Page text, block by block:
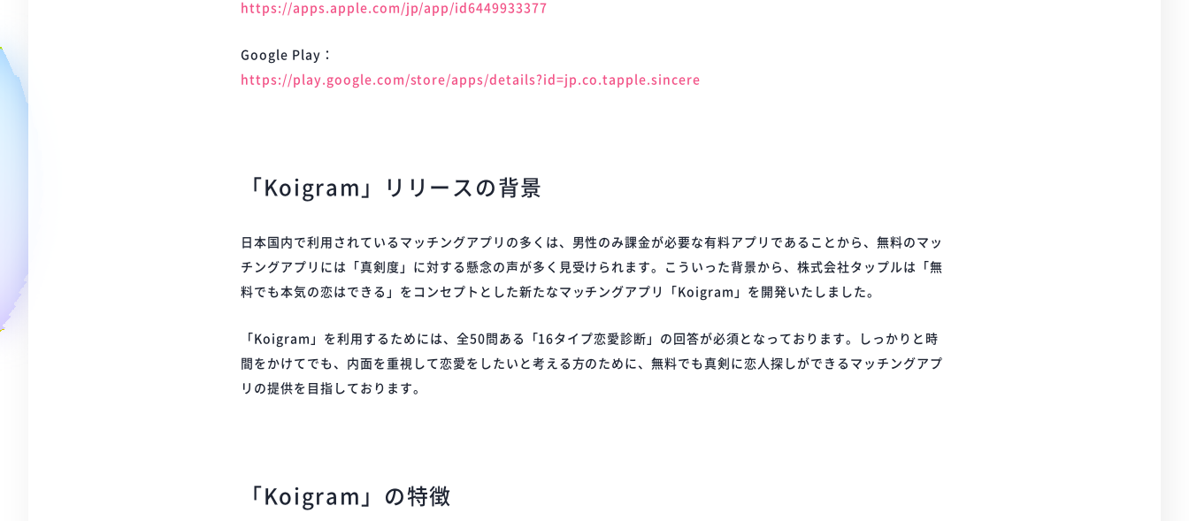
https://apps.apple.com/jp/app/id6449933377
Google Play：
https://play.google.com/store/apps/details?id=jp.co.tapple.sincere
「Koigram」リリースの背景
日本国内で利用されているマッチングアプリの多くは、男性のみ課金が必要な有料アプリであることから、無料のマッ
チングアプリには「真剣度」に対する懸念の声が多く見受けられます。こういった背景から、株式会社タップルは「無
料でも本気の恋はできる」をコンセプトとした新たなマッチングアプリ「Koigram」を開発いたしました。
「Koigram」を利用するためには、全50問ある「16タイプ恋愛診断」の回答が必須となっております。しっかりと時
間をかけてでも、内面を重視して恋愛をしたいと考える方のために、無料でも真剣に恋人探しができるマッチングアプ
リの提供を目指しております。
「Koigram」の特徴